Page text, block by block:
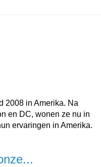
2008 in Amerika. Na
en DC, wonen ze nu in
ervaringen in Amerika.